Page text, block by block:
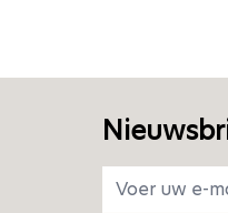
E-mail adres